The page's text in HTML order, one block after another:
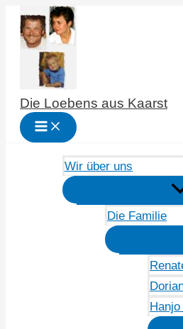
Zum
Inhalt
springen
Die Loebens aus Kaarst
Wir über uns
Die Familie